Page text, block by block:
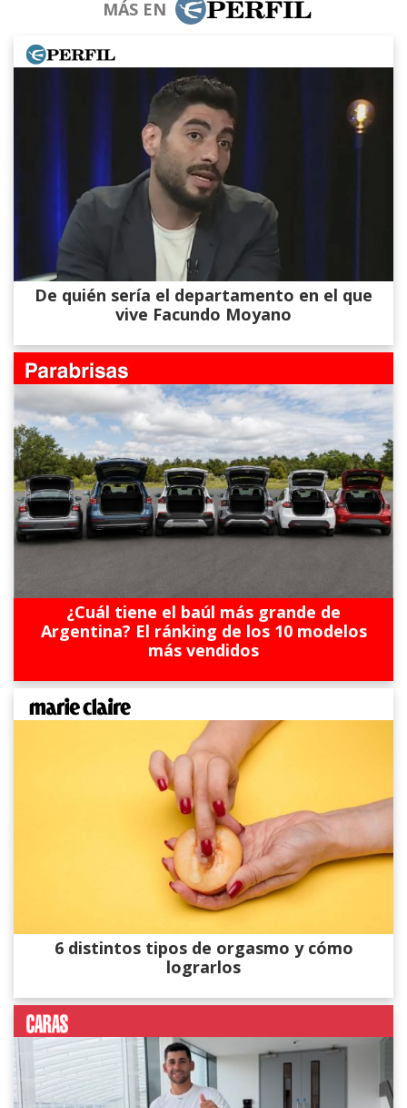
MÁS EN
De quién sería el departamento en el que
vive Facundo Moyano
¿Cuál tiene el baúl más grande de
Argentina? El ránking de los 10 modelos
más vendidos
6 distintos tipos de orgasmo y cómo
lograrlos